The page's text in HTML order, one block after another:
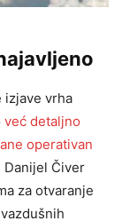
izjave vrha
već detaljno
operativan
Danijel Čiver
za otvaranje